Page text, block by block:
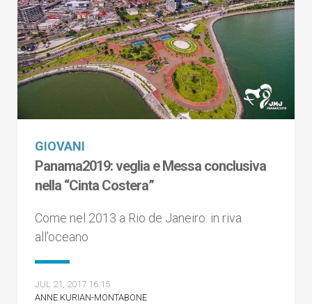
GIOVANI
Panama2019: veglia e Messa conclusiva
nella “Cinta Costera”
Come nel 2013 a Rio de Janeiro: in riva
all’oceano
JUL 21, 2017 16:15
ANNE KURIAN-MONTABONE